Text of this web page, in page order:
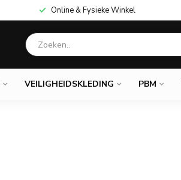
Online & Fysieke Winkel
VEILIGHEIDSKLEDING PBM